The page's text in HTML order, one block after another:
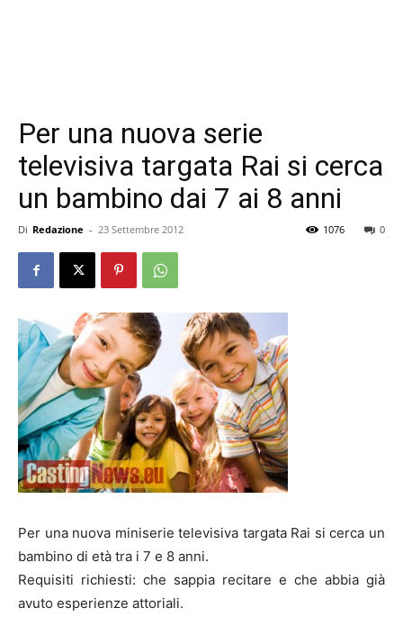
Per una nuova serie
televisiva targata Rai si cerca
un bambino dai 7 ai 8 anni
Di Redazione - 23 Settembre 2012 0
1076
Per una nuova miniserie televisiva targata Rai si cerca un
bambino di età tra i 7 e 8 anni.
Requisiti richiesti: che sappia recitare e che abbia già
avuto esperienze attoriali.